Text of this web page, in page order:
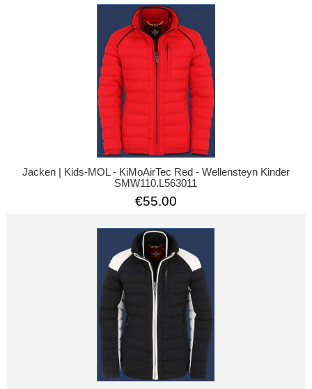
Jacken | Kids-MOL - KiMoAirTec Red - Wellensteyn Kinder
SMW110.L563011
€55.00